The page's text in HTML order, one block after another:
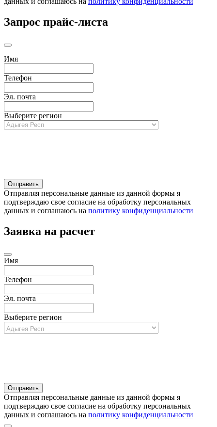
Запрос прайс-листа
Имя
Телефон
Эл. почта
Выберите регион
Отправляя персональные данные из данной формы я
подтверждаю свое согласие на обработку персональных
данных и соглашаюсь на политику конфиденциальности
Заявка на расчет
Имя
Телефон
Эл. почта
Выберите регион
Отправляя персональные данные из данной формы я
подтверждаю свое согласие на обработку персональных
данных и соглашаюсь на политику конфиденциальности